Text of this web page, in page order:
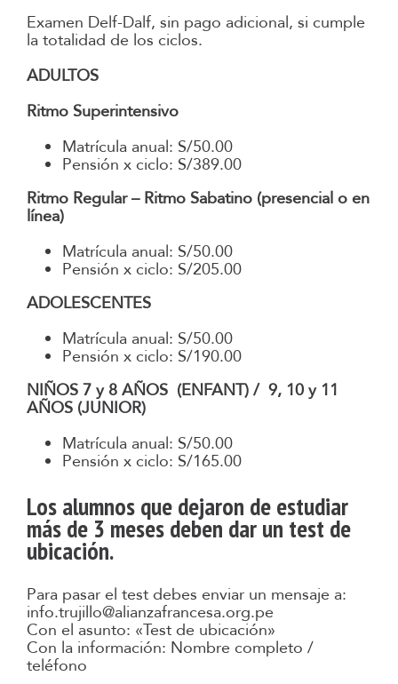
Examen Delf-Dalf, sin pago adicional, si cumple
la totalidad de los ciclos.
ADULTOS
Ritmo Superintensivo
Matrícula anual: S/50.00
Pensión x ciclo: S/389.00
Ritmo Regular – Ritmo Sabatino (presencial o en
línea)
Matrícula anual: S/50.00
Pensión x ciclo: S/205.00
ADOLESCENTES
Matrícula anual: S/50.00
Pensión x ciclo: S/190.00
NIÑOS 7 y 8 AÑOS (ENFANT) / 9, 10 y 11
AÑOS (JUNIOR)
Matrícula anual: S/50.00
Pensión x ciclo: S/165.00
Los alumnos que dejaron de estudiar
más de 3 meses deben dar un test de
ubicación.
Para pasar el test debes enviar un mensaje a:
info.trujillo@alianzafrancesa.org.pe
Con el asunto: «Test de ubicación»
Con la información: Nombre completo /
teléfono